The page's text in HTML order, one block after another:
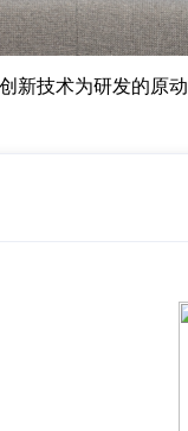
新技术为研发的原